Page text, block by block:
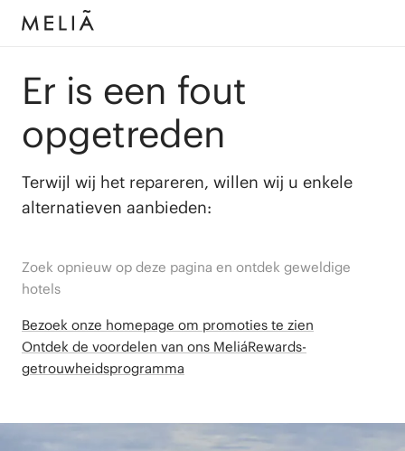
Er is een fout
opgetreden
Terwijl wij het repareren, willen wij u enkele
alternatieven aanbieden:
Zoek opnieuw op deze pagina en ontdek geweldige
hotels
Bezoek onze homepage om promoties te zien
Ontdek de voordelen van ons MeliáRewards-
getrouwheidsprogramma